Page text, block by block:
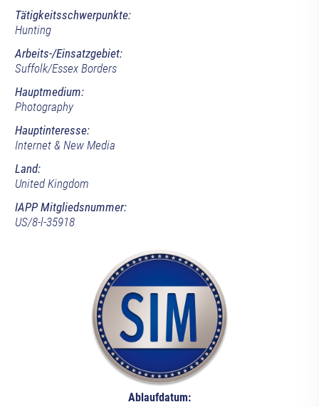
Tätigkeitsschwerpunkte:
Hunting
Arbeits-/Einsatzgebiet:
Suffolk/Essex Borders
Hauptmedium:
Photography
Hauptinteresse:
Internet & New Media
Land:
United Kingdom
IAPP Mitgliedsnummer:
US/8-l-35918
Ablaufdatum: